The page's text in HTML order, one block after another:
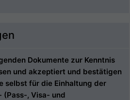
Dokumente zur Kenntnis
und akzeptiert und bestätigen
selbst für die Einhaltung der
(Pass-, Visa- und